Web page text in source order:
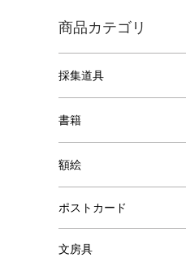
商品カテゴリ
採集道具
書籍
額絵
ポストカード
文房具